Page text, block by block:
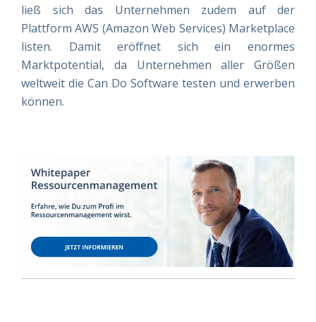
ließ sich das Unternehmen zudem auf der
Plattform AWS (Amazon Web Services) Marketplace
listen. Damit eröffnet sich ein enormes
Marktpotential, da Unternehmen aller Größen
weltweit die Can Do Software testen und erwerben
können.